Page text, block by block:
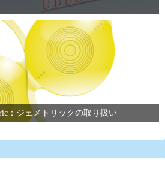
：ジェメトリックの取り扱い